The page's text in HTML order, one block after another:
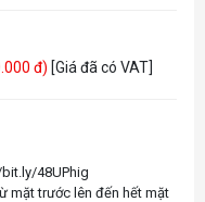
đ) [Giá đã có VAT]
48UPhig
mặt trước lên đến hết mặt